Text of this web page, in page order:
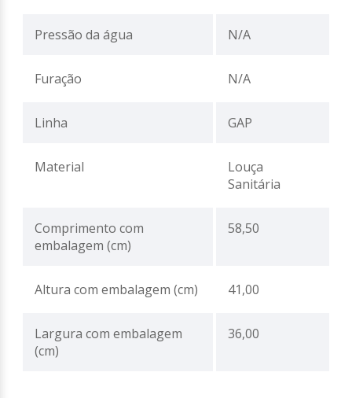
Pressão da água N/A
Furação N/A
Linha GAP
Material
Louça
Sanitária
Comprimento com
embalagem (cm)
58,50
Altura com embalagem (cm) 41,00
Largura com embalagem
(cm)
36,00